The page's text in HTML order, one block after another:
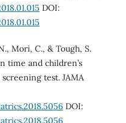
DOI:
Mori, C., & Tough, S.
time and children’s
test. JAMA
DOI: